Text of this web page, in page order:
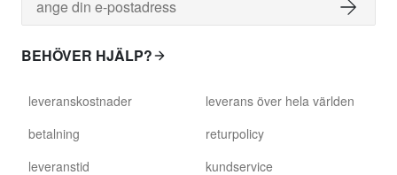
BEHÖVER HJÄLP?
leveranskostnader
betalning
leveranstid
leverans över hela världen
returpolicy
kundservice